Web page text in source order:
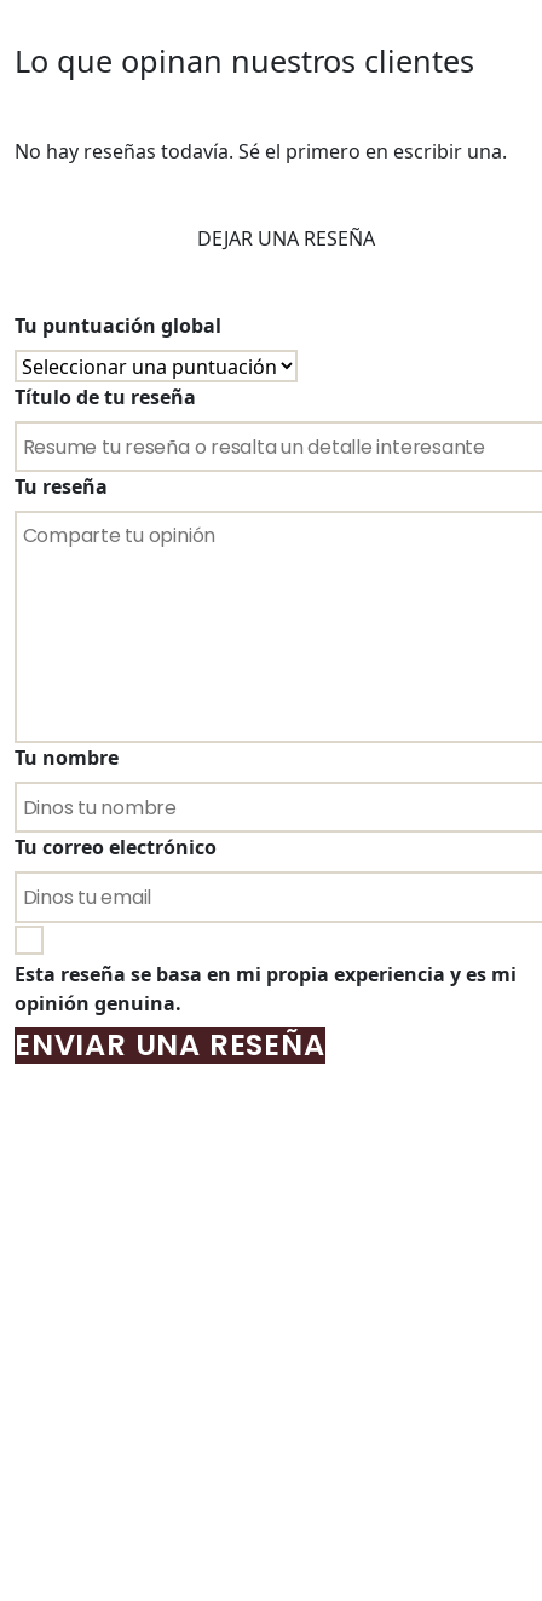
Lo que opinan nuestros clientes
No hay reseñas todavía. Sé el primero en escribir una.
DEJAR UNA RESEÑA
Tu puntuación global
Título de tu reseña
Tu reseña
Tu nombre
Tu correo electrónico
Esta reseña se basa en mi propia experiencia y es mi
opinión genuina.
ENVIAR UNA RESEÑA